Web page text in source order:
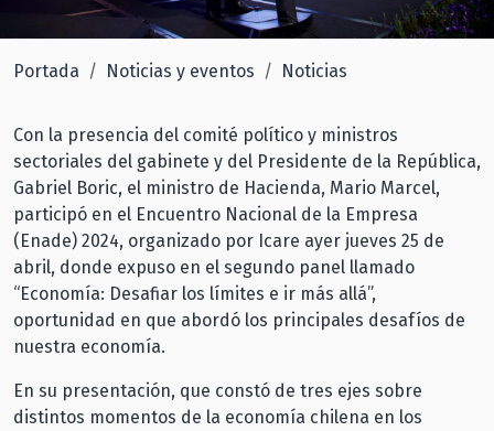
Portada Noticias y eventos Noticias
Con la presencia del comité político y ministros
sectoriales del gabinete y del Presidente de la República,
Gabriel Boric, el ministro de Hacienda, Mario Marcel,
participó en el Encuentro Nacional de la Empresa
(Enade) 2024, organizado por Icare ayer jueves 25 de
abril, donde expuso en el segundo panel llamado
“Economía: Desafiar los límites e ir más allá”,
oportunidad en que abordó los principales desafíos de
nuestra economía.
En su presentación, que constó de tres ejes sobre
distintos momentos de la economía chilena en los